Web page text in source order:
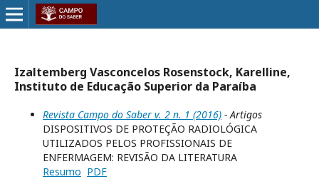
Izaltemberg Vasconcelos Rosenstock, Karelline,
Instituto de Educação Superior da Paraíba
Revista Campo do Saber v. 2 n. 1 (2016) - Artigos
DISPOSITIVOS DE PROTEÇÃO RADIOLÓGICA
UTILIZADOS PELOS PROFISSIONAIS DE
ENFERMAGEM: REVISÃO DA LITERATURA
Resumo PDF